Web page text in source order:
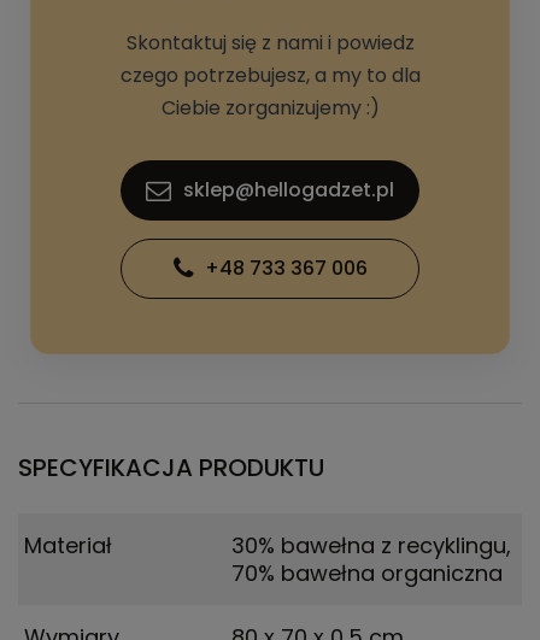
Skontaktuj się z nami i powiedz
czego potrzebujesz, a my to dla
Ciebie zorganizujemy :)
sklep@hellogadzet.pl
+48 733 367 006
SPECYFIKACJA PRODUKTU
Materiał
30% bawełna z recyklingu,
70% bawełna organiczna